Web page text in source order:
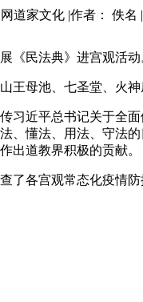
道家文化 |作者： 佚名 |
《民法典》进宫观活
王母池、七圣堂、火
习近平总书记关于全
、懂法、用法、守法
出道教界积极的贡献。
了各宫观常态化疫情